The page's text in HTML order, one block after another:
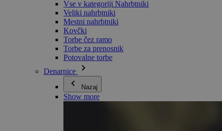
Vse v kategoriji Nahrbtniki
Veliki nahrbtniki
Mestni nahrbtniki
Kovčki
Torbe čez ramo
Torbe za prenosnik
Potovalne torbe
Denarnice
Nazaj
Show more